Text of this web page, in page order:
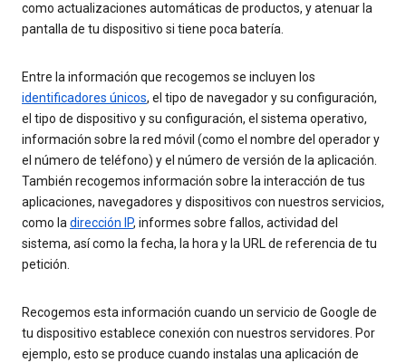
como actualizaciones automáticas de productos, y atenuar la
pantalla de tu dispositivo si tiene poca batería.
Entre la información que recogemos se incluyen los
identificadores únicos, el tipo de navegador y su configuración,
el tipo de dispositivo y su configuración, el sistema operativo,
información sobre la red móvil (como el nombre del operador y
el número de teléfono) y el número de versión de la aplicación.
También recogemos información sobre la interacción de tus
aplicaciones, navegadores y dispositivos con nuestros servicios,
como ladirección IP, informes sobre fallos, actividad del
sistema, así como la fecha, la hora y la URL de referencia de tu
petición.
Recogemos esta información cuando un servicio de Google de
tu dispositivo establece conexión con nuestros servidores. Por
ejemplo, esto se produce cuando instalas una aplicación de